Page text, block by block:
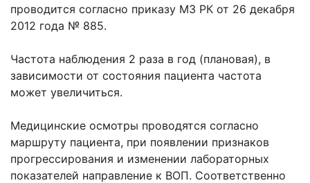
проводится согласно приказу МЗ РК от 26 декабря
2012 года № 885.
Частота наблюдения 2 раза в год (плановая), в
зависимости от состояния пациента частота
может увеличиться.
Медицинские осмотры проводятся согласно
маршруту пациента, при появлении признаков
прогрессирования и изменении лабораторных
показателей направление к ВОП. Соответственно